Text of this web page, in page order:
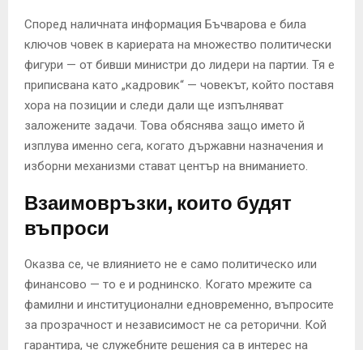
Според наличната информация Бъчварова е била
ключов човек в кариерата на множество политически
фигури — от бивши министри до лидери на партии. Тя е
приписвана като „кадровик“ — човекът, който поставя
хора на позиции и следи дали ще изпълняват
заложените задачи. Това обяснява защо името й
изплува именно сега, когато държавни назначения и
изборни механизми стават център на вниманието.
Взаимовръзки, които будят
въпроси
Оказва се, че влиянието не е само политическо или
финансово — то е и роднинско. Когато мрежите са
фамилни и институционални едновременно, въпросите
за прозрачност и независимост не са реторични. Кой
гарантира, че служебните решения са в интерес на